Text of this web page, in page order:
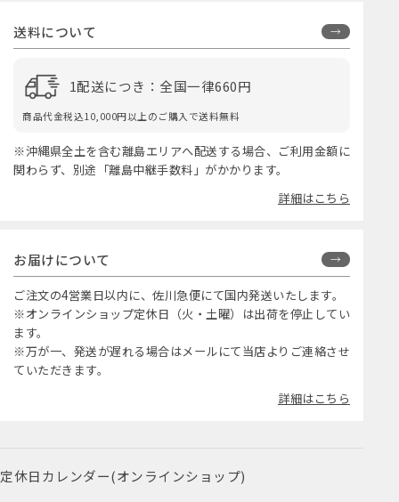
送料について
1配送につき：全国一律660円
商品代金税込10,000円以上のご購入で送料無料
※沖縄県全土を含む離島エリアへ配送する場合、ご利用金額に
関わらず、別途「離島中継手数料」がかかります。
詳細はこちら
お届けについて
ご注文の4営業日以内に、佐川急便にて国内発送いたします。
※オンラインショップ定休日（火・土曜）は出荷を停止してい
ます。
※万が一、発送が遅れる場合はメールにて当店よりご連絡させ
ていただきます。
詳細はこちら
定休日カレンダー(オンラインショップ)